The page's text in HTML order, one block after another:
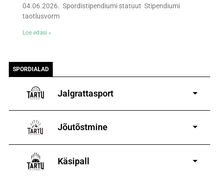
04.06.2026. Spordistipendiumi statuut Stipendiumi
taotlusvorm
Loe edasi »
SPORDIALAD
Jalgrattasport
vanematele poistele ja tüdrukutele
Jõutõstmine
poistele ja tüdrukutele
Käsipall